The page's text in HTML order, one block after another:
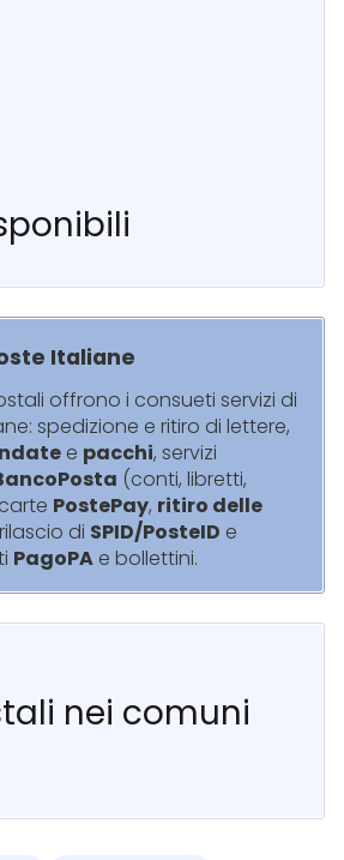
Italiane
offrono i consueti servizi di
spedizione e ritiro di lettere,
e pacchi, servizi
(conti, libretti,
PostePay, ritiro delle
di SPID/PosteID e
PagoPA e bollettini.
nei comuni